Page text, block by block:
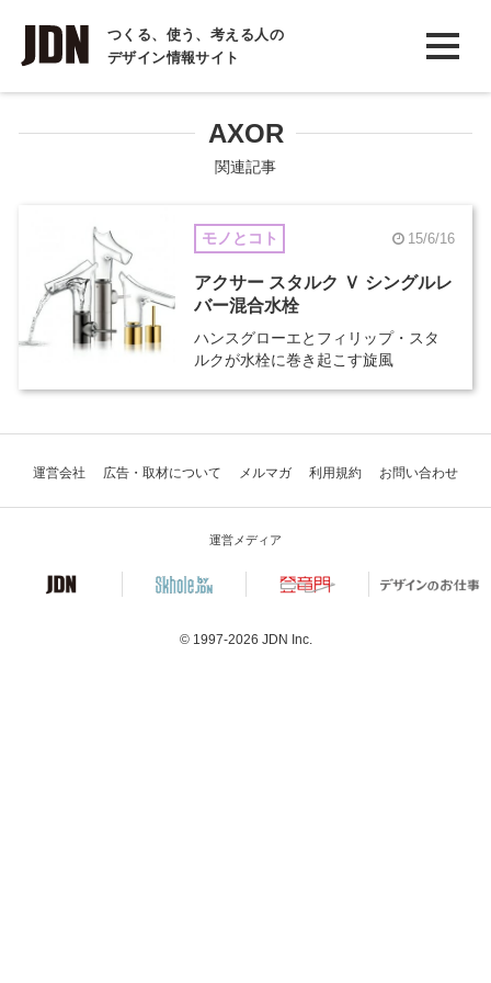
つくる、使う、考える人の
デザイン情報サイト
INTERVIEW
インタビュー
コラム
AXOR
関連記事
モノとコト 15/6/16
アクサー スタルク Ｖ シングルレ
バー混合水栓
ハンスグローエとフィリップ・スタ
ルクが水栓に巻き起こす旋風
運営会社 広告・取材について メルマガ 利用規約 お問い合わせ
運営メディア
© 1997-2026 JDN Inc.